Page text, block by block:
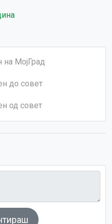
на МојГрад
до совет
од совет